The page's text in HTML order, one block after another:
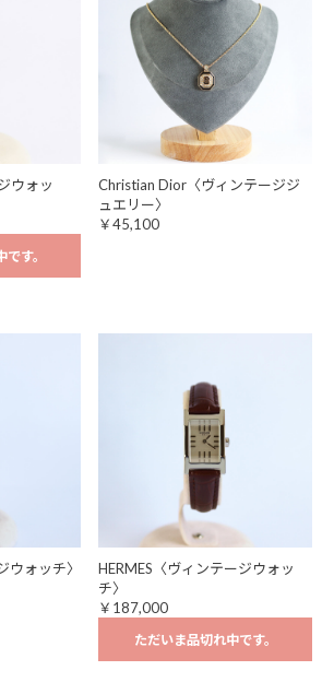
ウォッ
す。
Christian Dior〈ヴィンテージジ
ュエリー〉
￥45,100
ウォッチ〉
HERMES〈ヴィンテージウォッ
チ〉
￥187,000
ただいま品切れ中です。